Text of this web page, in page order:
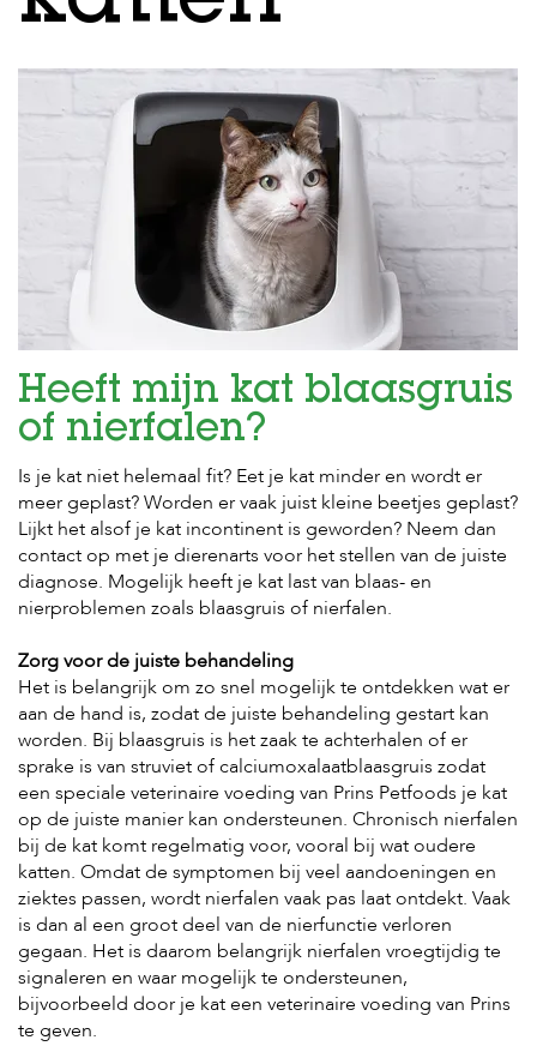
o
H
o
n
d
e
n
K
a
t
t
e
n
n
a
a
g
d
i
e
r
e
n
V
o
g
e
l
s
Heeft mijn kat blaasgruis
of nierfalen?
Is je kat niet helemaal fit? Eet je kat minder en wordt er
meer geplast? Worden er vaak juist kleine beetjes geplast?
Lijkt het alsof je kat incontinent is geworden? Neem dan
contact op met je dierenarts voor het stellen van de juiste
diagnose. Mogelijk heeft je kat last van blaas- en
nierproblemen zoals blaasgruis of nierfalen.
Zorg voor de juiste behandeling
Het is belangrijk om zo snel mogelijk te ontdekken wat er
aan de hand is, zodat de juiste behandeling gestart kan
worden. Bij blaasgruis is het zaak te achterhalen of er
sprake is van struviet of calciumoxalaatblaasgruis zodat
een speciale veterinaire voeding van Prins Petfoods je kat
op de juiste manier kan ondersteunen. Chronisch nierfalen
bij de kat komt regelmatig voor, vooral bij wat oudere
katten. Omdat de symptomen bij veel aandoeningen en
ziektes passen, wordt nierfalen vaak pas laat ontdekt. Vaak
is dan al een groot deel van de nierfunctie verloren
gegaan. Het is daarom belangrijk nierfalen vroegtijdig te
signaleren en waar mogelijk te ondersteunen,
bijvoorbeeld door je kat een veterinaire voeding van Prins
te geven.